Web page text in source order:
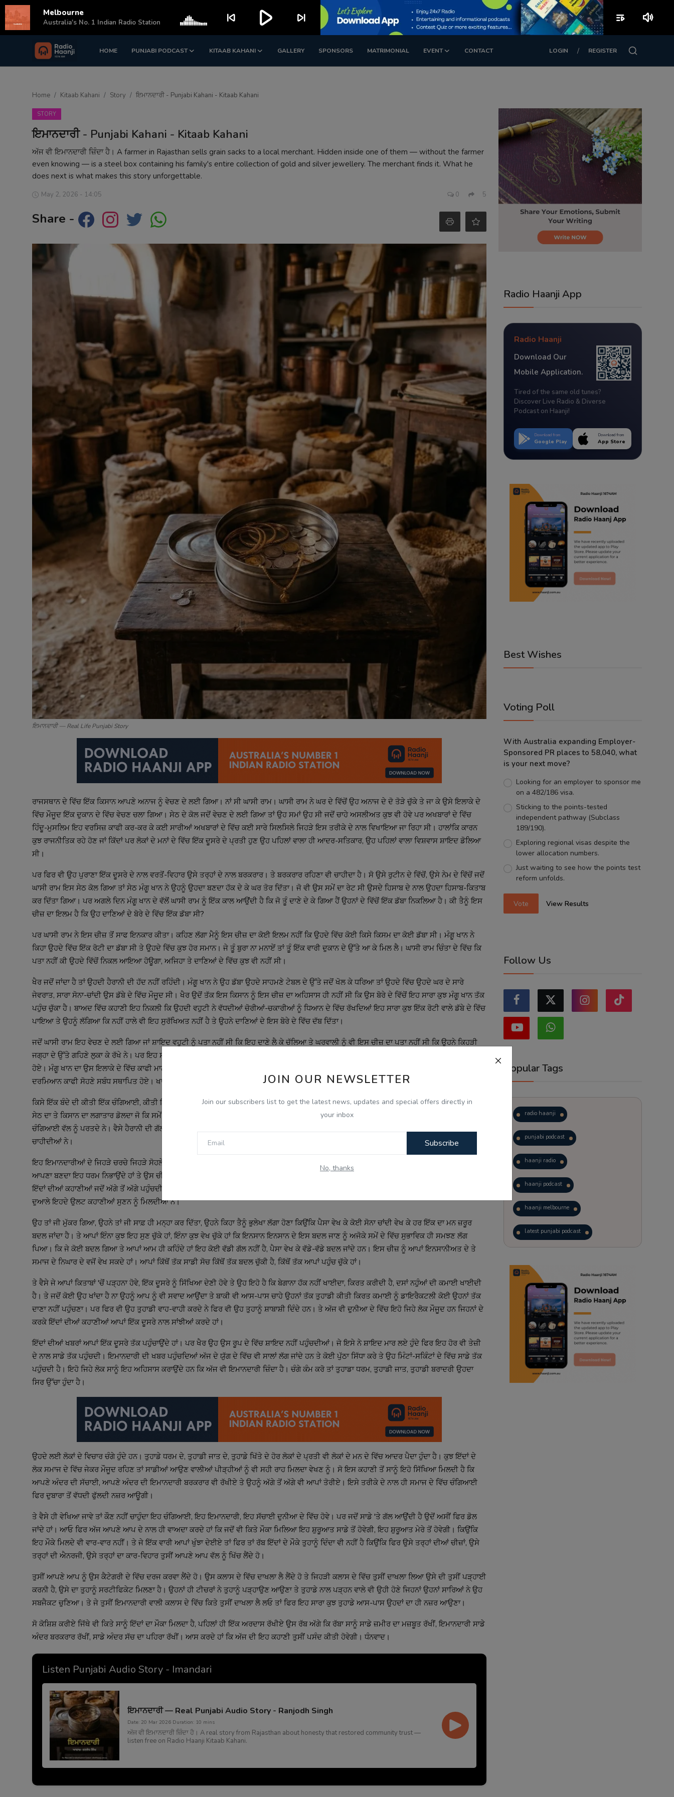
HOME PUNJABI PODCAST KITAAB KAHANI GALLERY SPONSORS MATRIMONIAL EVENT CONTACT LOGIN / REGISTER
Login Register
Punjabi Podcast
Kitaab Kahani
Sponsors
Matrimonial
JOIN OUR NEWSLETTER
Join our subscribers list to get the latest news, updates and special offers directly in
your inbox
Subscribe
No, thanks
Home Kitaab Kahani Story ਇਮਾਨਦਾਰੀ - Punjabi Kahani - Kitaab Kahani
STORY
ਇਮਾਨਦਾਰੀ - Punjabi Kahani - Kitaab Kahani
ਅੱਜ ਵੀ ਇਮਾਨਦਾਰੀ ਜ਼ਿੰਦਾ ਹੈ। A farmer in Rajasthan sells grain sacks to a local merchant. Hidden inside one of them — without the farmer
even knowing — is a steel box containing his family's entire collection of gold and silver jewellery. The merchant finds it. What he
does next is what makes this story unforgettable.
May 2, 2026 - 14:05 0 5
Share -
ਇਮਾਨਦਾਰੀ — Real Life Punjabi Story
ਰਾਜਸਥਾਨ ਦੇ ਵਿੱਚ ਇੱਕ ਕਿਸਾਨ ਆਪਣੇ ਅਨਾਜ ਨੂੰ ਵੇਚਣ ਦੇ ਲਈ ਗਿਆ। ਨਾਂ ਸੀ ਘਾਸੀ ਰਾਮ। ਘਾਸੀ ਰਾਮ ਨੇ ਘਰ ਦੇ ਵਿੱਚੋਂ ਉਹ ਅਨਾਜ ਦੇ ਦੋ ਤੋੜੇ ਚੁੱਕੇ ਤੇ ਜਾ ਕੇ ਉਸੇ ਇਲਾਕੇ ਦੇ
ਵਿੱਚ ਮੌਜੂਦ ਇੱਕ ਦੁਕਾਨ ਦੇ ਵਿੱਚ ਵੇਚਣ ਚਲਾ ਗਿਆ। ਸੇਠ ਦੇ ਕੋਲ ਜਦੋਂ ਵੇਚਣ ਦੇ ਲਈ ਗਿਆ ਤਾਂ ਉਹ ਸਮਾਂ ਉਹ ਸੀ ਜਦੋਂ ਚਾਹੇ ਅਸਲੀਅਤ ਕੁਝ ਵੀ ਹੋਵੇ ਪਰ ਅਖਬਾਰਾਂ ਦੇ ਵਿੱਚ
ਹਿੰਦੂ-ਮੁਸਲਿਮ ਇਹ ਵਰਸਿਜ਼ ਕਾਫੀ ਕਰ-ਕਰ ਕੇ ਕਈ ਸਾਰੀਆਂ ਅਖਬਾਰਾਂ ਦੇ ਵਿੱਚ ਕਈ ਸਾਰੇ ਸਿਲਸਿਲੇ ਜਿਹੜੇ ਇਸ ਤਰੀਕੇ ਦੇ ਨਾਲ ਵਿਖਾਇਆ ਜਾ ਰਿਹਾ ਸੀ। ਹਾਲਾਂਕਿ ਕਾਰਨ
ਕੁਝ ਰਾਜਨੀਤਿਕ ਰਹੇ ਹੋਣ ਜਾਂ ਕਿੱਦਾਂ ਪਰ ਲੋਕਾਂ ਦੇ ਮਨਾਂ ਦੇ ਵਿੱਚ ਇੱਕ ਦੂਸਰੇ ਦੇ ਪ੍ਰਤੀ ਹੁਣ ਉਹ ਪਹਿਲਾਂ ਵਾਲਾ ਹੀ ਆਦਰ-ਸਤਿਕਾਰ, ਉਹ ਪਹਿਲਾਂ ਵਾਲਾ ਵਿਸ਼ਵਾਸ ਸ਼ਾਇਦ ਡੋਲਿਆ
ਸੀ।
ਪਰ ਫਿਰ ਵੀ ਉਹ ਪੁਰਾਣਾ ਇੱਕ ਦੂਸਰੇ ਦੇ ਨਾਲ ਵਰਤੋਂ-ਵਿਹਾਰ ਉਸੇ ਤਰ੍ਹਾਂ ਦੇ ਨਾਲ ਬਰਕਰਾਰ। ਤੇ ਬਰਕਰਾਰ ਰਹਿਣਾ ਵੀ ਚਾਹੀਦਾ ਹੈ। ਸੋ ਉਸੇ ਰੁਟੀਨ ਦੇ ਵਿੱਚੋਂ, ਉਸੇ ਨੇਮ ਦੇ ਵਿੱਚੋਂ ਜਦੋਂ
ਘਾਸੀ ਰਾਮ ਇਸ ਸੇਠ ਕੋਲ ਗਿਆ ਤਾਂ ਸੇਠ ਮੰਗੂ ਖਾਨ ਨੇ ਉਹਨੂੰ ਉਹਦਾ ਬਣਦਾ ਹੱਕ ਦੇ ਕੇ ਘਰ ਤੋਰ ਦਿੱਤਾ। ਜੋ ਵੀ ਉਸ ਸਮੇਂ ਦਾ ਰੇਟ ਸੀ ਉਸਦੇ ਹਿਸਾਬ ਦੇ ਨਾਲ ਉਹਦਾ ਹਿਸਾਬ-ਕਿਤਾਬ
ਕਰ ਦਿੱਤਾ ਗਿਆ। ਪਰ ਅਗਲੇ ਦਿਨ ਮੰਗੂ ਖਾਨ ਦੇ ਵੱਲੋਂ ਘਾਸੀ ਰਾਮ ਨੂੰ ਇੱਕ ਕਾਲ ਆਉਂਦੀ ਹੈ ਕਿ ਜੋ ਤੂੰ ਦਾਣੇ ਦੇ ਕੇ ਗਿਆ ਹੈਂ ਉਹਨਾਂ ਦੇ ਵਿੱਚੋਂ ਇੱਕ ਡੱਬਾ ਨਿਕਲਿਆ ਹੈ। ਕੀ ਤੈਨੂੰ ਇਸ
ਚੀਜ਼ ਦਾ ਇਲਮ ਹੈ ਕਿ ਉਹ ਦਾਣਿਆਂ ਦੇ ਬੋਰੇ ਦੇ ਵਿੱਚ ਇੱਕ ਡੱਬਾ ਸੀ?
ਪਰ ਘਾਸੀ ਰਾਮ ਨੇ ਇਸ ਚੀਜ਼ ਤੋਂ ਸਾਫ ਇਨਕਾਰ ਕੀਤਾ। ਕਹਿਣ ਲੱਗਾ ਮੈਨੂੰ ਇਸ ਚੀਜ਼ ਦਾ ਕੋਈ ਇਲਮ ਨਹੀਂ ਕਿ ਉਹਦੇ ਵਿੱਚ ਕੋਈ ਕਿਸੇ ਕਿਸਮ ਦਾ ਕੋਈ ਡੱਬਾ ਸੀ। ਮੰਗੂ ਖਾਨ ਨੇ
ਕਿਹਾ ਉਹਦੇ ਵਿੱਚ ਇੱਕ ਰੋਟੀ ਦਾ ਡੱਬਾ ਸੀ ਤੇ ਉਹਦੇ ਵਿੱਚ ਕੁਝ ਹੋਰ ਸਮਾਨ। ਜੇ ਤੂੰ ਬੁਰਾ ਨਾ ਮਨਾਏਂ ਤਾਂ ਤੂੰ ਇੱਕ ਵਾਰੀ ਦੁਕਾਨ ਦੇ ਉੱਤੇ ਆ ਕੇ ਮਿਲ ਲੈ। ਘਾਸੀ ਰਾਮ ਚਿੰਤਾ ਦੇ ਵਿੱਚ ਕਿ
ਪਤਾ ਨਹੀਂ ਕੀ ਉਹਦੇ ਵਿੱਚੋਂ ਨਿਕਲ ਆਇਆ ਹੋਊਗਾ, ਅਜਿਹਾ ਤੇ ਦਾਣਿਆਂ ਦੇ ਵਿੱਚ ਕੁਝ ਵੀ ਨਹੀਂ ਸੀ।
ਖੈਰ ਜਦੋਂ ਜਾਂਦਾ ਹੈ ਤਾਂ ਉਹਦੀ ਹੈਰਾਨੀ ਦੀ ਹੱਦ ਨਹੀਂ ਰਹਿੰਦੀ। ਮੰਗੂ ਖਾਨ ਨੇ ਉਹ ਡੱਬਾ ਉਹਦੇ ਸਾਹਮਣੇ ਟੇਬਲ ਦੇ ਉੱਤੇ ਜਦੋਂ ਖੋਲ ਕੇ ਧਰਿਆ ਤਾਂ ਉਹਦੇ ਵਿੱਚ ਉਹਦੇ ਘਰ ਦੇ ਸਾਰੇ
ਜੇਵਰਾਤ, ਸਾਰਾ ਸੋਨਾ-ਚਾਂਦੀ ਉਸ ਡੱਬੇ ਦੇ ਵਿੱਚ ਮੌਜੂਦ ਸੀ। ਖੈਰ ਉਦੋਂ ਤੱਕ ਇਸ ਕਿਸਾਨ ਨੂੰ ਇਸ ਚੀਜ਼ ਦਾ ਅਹਿਸਾਸ ਹੀ ਨਹੀਂ ਸੀ ਕਿ ਉਸ ਬੋਰੇ ਦੇ ਵਿੱਚੋਂ ਇਹ ਸਾਰਾ ਕੁਝ ਮੰਗੂ ਖਾਨ ਤੱਕ
ਪਹੁੰਚ ਚੁੱਕਾ ਹੈ। ਬਾਅਦ ਵਿੱਚ ਕਹਾਣੀ ਇਹ ਨਿਕਲੀ ਕਿ ਉਹਦੀ ਵਹੁਟੀ ਨੇ ਵੱਧਦੀਆਂ ਚੋਰੀਆਂ-ਚਕਾਰੀਆਂ ਨੂੰ ਧਿਆਨ ਦੇ ਵਿੱਚ ਰੱਖਦਿਆਂ ਇਹ ਸਾਰਾ ਕੁਝ ਇੱਕ ਰੋਟੀ ਵਾਲੇ ਡੱਬੇ ਦੇ ਵਿੱਚ
ਪਾਇਆ ਤੇ ਉਹਨੂੰ ਲੱਗਿਆ ਕਿ ਨਹੀਂ ਹਾਲੇ ਵੀ ਇਹ ਸੁਰੱਖਿਅਤ ਨਹੀਂ ਹੈ ਤੇ ਉਹਨੇ ਦਾਣਿਆਂ ਦੇ ਇਸ ਬੋਰੇ ਦੇ ਵਿੱਚ ਦੱਬ ਦਿੱਤਾ।
ਜਦੋਂ ਘਾਸੀ ਰਾਮ ਇਹ ਵੇਚਣ ਦੇ ਲਈ ਗਿਆ ਜਾਂ ਸ਼ਾਇਦ ਵਹੁਟੀ ਨੂੰ ਪਤਾ ਨਹੀਂ ਸੀ ਕਿ ਇਹ ਦਾਣੇ ਲੈ ਕੇ ਚੱਲਿਆ ਤੇ ਘਰਵਾਲੀ ਨੂੰ ਵੀ ਇਸ ਚੀਜ਼ ਦਾ ਪਤਾ ਨਹੀਂ ਸੀ ਕਿ ਉਹਨੇ ਕਿਹੜੀ
ਜਗ੍ਹਾ ਦੇ ਉੱਤੇ ਗਹਿਣੇ ਲੁਕਾ ਕੇ ਰੱਖੇ ਨੇ। ਪਰ ਇਹ ਸਭ ਕੁਝ ਦੇ ਨਾਲ ਇੱਕ ਚੰਗੀ ਮਿਸਾਲ ਜ਼ਰੂਰ ਕਾਇਮ ਹੋ ਗਈ। ਉਸ ਤੋਂ ਬਾਅਦ ਰਾਜਸਥਾਨ ਦੀਆਂ ਅਖਬਾਰਾਂ ਦੇ ਵਿੱਚ ਖੂਬ ਚਰਚੇ
ਹੋਏ। ਮੰਗੂ ਖਾਨ ਦਾ ਉਸ ਇਲਾਕੇ ਦੇ ਵਿੱਚ ਕਾਫੀ ਮਾਨ-ਸਨਮਾਨ ਕੀਤਾ ਗਿਆ। ਖੂਬ ਪ੍ਰਸ਼ੰਸਾ ਹੋਈ। ਪਿਛਲੇ ਸਾਲ ਦੀ ਵਾਪਰੀ ਇਸ ਘਟਨਾ ਤੋਂ ਬਾਅਦ ਦੋਵਾਂ ਭਾਈਚਾਰਿਆਂ ਦੇ
ਦਰਮਿਆਨ ਕਾਫੀ ਸੋਹਣੇ ਸਬੰਧ ਸਥਾਪਿਤ ਹੋਏ। ਖਾਸ ਤੌਰ ਦੇ ਉੱਤੇ ਇਸ ਇਲਾਕੇ ਦੇ ਵਿੱਚ।
ਕਿਸੇ ਇੱਕ ਬੰਦੇ ਦੀ ਕੀਤੀ ਇੱਕ ਚੰਗਿਆਈ, ਕੀਤੀ ਇੱਕ ਇਮਾਨਦਾਰੀ ਦੇ ਨਾਲ ਫਿਰ ਦੁਬਾਰਾ ਤੋਂ ਉਹਨਾਂ ਸਾਰੇ ਲੋਕਾਂ ਦਾ ਵਿਸ਼ਵਾਸ ਆਪਸ ਦੇ ਵਿੱਚ ਬਹਾਲ ਹੋਇਆ। ਜਦੋਂ ਇੱਕ ਪਾਸੇ ਇੱਕ
ਸੇਠ ਦਾ ਤੇ ਕਿਸਾਨ ਦਾ ਲਗਾਤਾਰ ਡੋਲਦਾ ਜੋ ਕਿ ਸਮੇਂ ਦੇ ਵਿੱਚ ਰਿਸ਼ਤਾ ਉਹ ਇਸ ਇੱਕ ਚੰਗਿਆਈ ਦੇ ਨਾਲ ਫਿਰ ਦੁਬਾਰਾ ਤੋਂ ਜਦੋਂ ਬਹਾਲ ਹੁੰਦਾ ਤਾਂ ਹੋਰ ਵੀ ਕਈ ਲੋਕ ਨੇ ਜਿਹੜੇ
ਚੰਗਿਆਈ ਵੱਲ ਨੂੰ ਪਰਤਦੇ ਨੇ। ਵੈਸੇ ਹੈਰਾਨੀ ਦੀ ਗੱਲ ਇਹ ਹੈ ਕਿ ਜਿਹੜੀਆਂ ਚੀਜ਼ਾਂ ਦੇ ਕਰਕੇ ਸਾਨੂੰ ਸ਼ਾਬਾਸ਼ੀਆਂ ਦਿੱਤੀਆਂ ਜਾਂਦੀਆਂ ਨੇ ਉਹ ਤਾਂ ਸਾਡੇ ਵਿੱਚ ਮੂਲ ਰੂਪ 'ਚ ਮੌਜੂਦ ਹੋਣੀਆਂ
ਚਾਹੀਦੀਆਂ ਨੇ।
ਇਹ ਇਮਾਨਦਾਰੀਆਂ ਦੇ ਜਿਹੜੇ ਚਰਚੇ ਜਿਹੜੇ ਸੋਹਲੇ ਗਾਏ ਜਾਂਦੇ ਨੇ ਵੇਖਿਆ ਜਾਵੇ ਤਾਂ ਇਹ ਇਨਸਾਨ ਦਾ ਬੁਨਿਆਦੀ ਧਰਮ ਹੋਣਾ ਚਾਹੀਦਾ ਹੈ। ਚਾਹੀਦਾ ਨਹੀਂ ਹੈਗਾ। ਤੇ ਜਦੋਂ ਅਸੀਂ
ਆਪਣਾ ਬਣਦਾ ਇਹ ਧਰਮ ਨਿਭਾਉਂਦੇ ਹਾਂ ਤੇ ਉਸ ਚੀਜ਼ ਦੇ ਕਰਕੇ ਸਾਨੂੰ ਸ਼ਾਬਾਸ਼ੀ ਮਿਲਦੀ ਹੈ। ਜਦੋਂ ਵੀ ਤੁਸੀਂ ਕੁਝ ਚੰਗਾ ਕਰਦੇ ਹੋ ਤਾਂ ਤੁਹਾਨੂੰ ਸਮਾਜ ਦੇ ਵਿੱਚ ਵਡਿਆਇਆ ਜਾਂਦਾ ਹੈ ਤੇ
ਇੱਦਾਂ ਦੀਆਂ ਕਹਾਣੀਆਂ ਜਦੋਂ ਅੱਗੇ ਤੋਂ ਅੱਗੇ ਪਹੁੰਚਦੀਆਂ ਨੇ ਉਹਦੇ ਨਾਲ ਦੂਸਰਿਆਂ ਨੂੰ ਵੀ ਉਤਸ਼ਾਹ ਮਿਲਦਾ ਹੈ। ਸ਼ਾਇਦ ਸਾਰਾ ਕੁਝ ਇਸ ਕਰਕੇ ਵਾਪਰ ਰਿਹਾ ਕਿਉਂਕਿ ਸਾਡੇ ਆਲੇ-
ਦੁਆਲੇ ਇਹਦੇ ਉਲਟ ਕਹਾਣੀਆਂ ਸੁਣਨ ਨੂੰ ਮਿਲਦੀਆਂ ਨੇ।
ਉਹ ਤਾਂ ਜੀ ਮੁੱਕਰ ਗਿਆ, ਉਹਨੇ ਤਾਂ ਜੀ ਸਾਫ਼ ਹੀ ਮਨ੍ਹਾ ਕਰ ਦਿੱਤਾ, ਉਹਨੇ ਕਿਹਾ ਤੈਨੂੰ ਭੁਲੇਖਾ ਲੱਗਾ ਹੋਣਾ ਕਿਉਂਕਿ ਪੈਸਾ ਵੇਖ ਕੇ ਕੋਈ ਸੋਨਾ ਚਾਂਦੀ ਵੇਖ ਕੇ ਹਰ ਇੱਕ ਦਾ ਮਨ ਜ਼ਰੂਰ
ਬਦਲ ਜਾਂਦਾ ਹੈ। ਤੇ ਆਪਾਂ ਇੰਨਾ ਕੁਝ ਇਹ ਸੁਣ ਚੁੱਕੇ ਹਾਂ, ਇੰਨਾ ਕੁਝ ਵੇਖ ਚੁੱਕੇ ਹਾਂ ਕਿ ਇਨਸਾਨ ਇਨਸਾਨ ਦੇ ਇਸ ਬਦਲ ਜਾਣ ਨੂੰ ਅਜੋਕੇ ਸਮੇਂ ਦੇ ਵਿੱਚ ਸੁਭਾਵਿਕ ਹੀ ਸਮਝਣ ਲੱਗ
ਪਿਆ। ਕਿ ਜੇ ਕੋਈ ਬਦਲ ਗਿਆ ਤੇ ਆਪਾਂ ਆਮ ਹੀ ਕਹਿੰਦੇ ਹਾਂ ਇਹ ਕੋਈ ਵੱਡੀ ਗੱਲ ਨਹੀਂ ਹੈ, ਪੈਸਾ ਵੇਖ ਕੇ ਵੱਡੇ-ਵੱਡੇ ਬਦਲ ਜਾਂਦੇ ਹਨ। ਇਸ ਚੀਜ਼ ਨੂੰ ਆਪਾਂ ਇਨਸਾਨੀਅਤ ਦੇ ਤੇ
ਸਮਾਜ ਦੇ ਨਿਘਾਰ ਦੇ ਵਜੋਂ ਵੇਖ ਸਕਦੇ ਹਾਂ। ਆਪਾਂ ਕਿੱਥੋਂ ਤੱਕ ਸਾਡੀ ਸੋਚ ਕਿੱਥੋਂ ਤੱਕ ਬਦਲ ਚੁੱਕੀ ਹੈ, ਕਿੱਥੋਂ ਤੱਕ ਆਪਾਂ ਪਹੁੰਚ ਚੁੱਕੇ ਹਾਂ।
ਤੇ ਵੈਸੇ ਜੇ ਆਪਾਂ ਕਿਤਾਬਾਂ 'ਚੋਂ ਪੜ੍ਹਨਾ ਹੋਵੇ, ਇੱਕ ਦੂਸਰੇ ਨੂੰ ਸਿੱਖਿਆ ਦੇਣੀ ਹੋਵੇ ਤੇ ਉਹ ਇਹੋ ਹੈ ਕਿ ਬੇਗਾਨਾ ਹੱਕ ਨਹੀਂ ਖਾਈਦਾ, ਕਿਰਤ ਕਰੀਦੀ ਹੈ, ਦਸਾਂ ਨਹੁੰਆਂ ਦੀ ਕਮਾਈ ਖਾਈਦੀ
ਹੈ। ਤੇ ਜਦੋਂ ਕੋਈ ਉਹ ਖਾਂਦਾ ਹੈ ਨਾ ਉਹਨੂੰ ਆਪ ਨੂੰ ਵੀ ਸਵਾਦ ਆਉਂਦਾ ਤੇ ਬਾਕੀ ਵੀ ਆਸ-ਪਾਸ ਚਾਹੇ ਉਹਨਾਂ ਤੱਕ ਤੁਹਾਡੀ ਕੀਤੀ ਕਿਰਤ ਕਮਾਈ ਨੂੰ ਡਾਇਰੈਕਟਲੀ ਕੋਈ ਉਹਨਾਂ ਤੱਕ
ਦਾਣਾ ਨਹੀਂ ਪਹੁੰਚਣਾ। ਪਰ ਫਿਰ ਵੀ ਉਹ ਤੁਹਾਡੀ ਵਾਹ-ਵਾਹੀ ਕਰਦੇ ਨੇ ਫਿਰ ਵੀ ਉਹ ਤੁਹਾਨੂੰ ਸ਼ਾਬਾਸ਼ੀ ਦਿੰਦੇ ਹਨ। ਤੇ ਅੱਜ ਵੀ ਦੁਨੀਆ ਦੇ ਵਿੱਚ ਇਹੋ ਜਿਹੇ ਲੋਕ ਮੌਜੂਦ ਹਨ ਜਿਹਨਾਂ ਦੇ
ਕਰਕੇ ਇੱਦਾਂ ਦੀਆਂ ਕਹਾਣੀਆਂ ਆਪਾਂ ਇੱਕ ਦੂਸਰੇ ਨਾਲ ਸਾਂਝੀਆਂ ਕਰਦੇ ਹਾਂ।
ਇੱਦਾਂ ਦੀਆਂ ਖਬਰਾਂ ਆਪਾਂ ਇੱਕ ਦੂਸਰੇ ਤੱਕ ਪਹੁੰਚਾਉਂਦੇ ਹਾਂ। ਪਰ ਖੈਰ ਉਹ ਉਸ ਰੂਪ ਦੇ ਵਿੱਚ ਸ਼ਾਇਦ ਨਹੀਂ ਪਹੁੰਚਦੀਆਂ। ਜੇ ਇਸੇ ਨੇ ਸ਼ਾਇਦ ਮਾਰ ਲਏ ਹੁੰਦੇ ਫਿਰ ਇਹ ਹੋਰ ਵੀ ਤੇਜ਼ੀ
ਦੇ ਨਾਲ ਸਾਡੇ ਤੱਕ ਪਹੁੰਚਦੀ। ਇਮਾਨਦਾਰੀ ਦੀ ਖਬਰ ਪਹੁੰਚਦਿਆਂ ਅੱਜ ਦੇ ਯੁੱਗ ਦੇ ਵਿੱਚ ਵੀ ਸਾਲਾਂ ਲੱਗ ਜਾਂਦੇ ਹਨ ਤੇ ਕੋਈ ਪੁੱਠਾ ਸਿੱਧਾ ਕਰੇ ਤੇ ਉਹ ਮਿੰਟਾਂ-ਸਕਿੰਟਾਂ ਦੇ ਵਿੱਚ ਸਾਡੇ ਤੱਕ
ਪਹੁੰਚਦੀ ਹੈ। ਇਹੋ ਜਿਹੇ ਲੋਕ ਸਾਨੂੰ ਇਹ ਅਹਿਸਾਸ ਕਰਾਉਂਦੇ ਹਨ ਕਿ ਅੱਜ ਵੀ ਇਮਾਨਦਾਰੀ ਜ਼ਿੰਦਾ ਹੈ। ਚੰਗੇ ਕੰਮ ਕਰੋ ਤਾਂ ਤੁਹਾਡਾ ਧਰਮ, ਤੁਹਾਡੀ ਜਾਤ, ਤੁਹਾਡੀ ਬਰਾਦਰੀ ਉਹਦਾ
ਸਿਰ ਉੱਚਾ ਹੁੰਦਾ ਹੈ।
ਉਹਦੇ ਲਈ ਲੋਕਾਂ ਦੇ ਵਿਚਾਰ ਚੰਗੇ ਹੁੰਦੇ ਹਨ। ਤੁਹਾਡੇ ਧਰਮ ਦੇ, ਤੁਹਾਡੀ ਜਾਤ ਦੇ, ਤੁਹਾਡੇ ਖਿੱਤੇ ਦੇ ਹੋਰ ਲੋਕਾਂ ਦੇ ਪ੍ਰਤੀ ਵੀ ਲੋਕਾਂ ਦੇ ਮਨ ਦੇ ਵਿੱਚ ਆਦਰ ਪੈਦਾ ਹੁੰਦਾ ਹੈ। ਕੁਝ ਇੱਦਾਂ ਦੇ
ਲੋਕ ਸਮਾਜ ਦੇ ਵਿੱਚ ਜੇਕਰ ਮੌਜੂਦ ਰਹਿਣ ਤਾਂ ਸਾਡੀਆਂ ਆਉਣ ਵਾਲੀਆਂ ਪੀੜ੍ਹੀਆਂ ਨੂੰ ਵੀ ਸਹੀ ਰਾਹ ਮਿਲਦਾ ਵੇਖਣ ਨੂੰ। ਸੋ ਇਸ ਕਹਾਣੀ ਤੋਂ ਸਾਨੂੰ ਇਹੋ ਸਿੱਖਿਆ ਮਿਲਦੀ ਹੈ ਕਿ
ਆਪਣੇ ਅੰਦਰ ਦੀ ਸੱਚਾਈ, ਆਪਣੇ ਅੰਦਰ ਦੀ ਇਮਾਨਦਾਰੀ ਬਰਕਰਾਰ ਵੀ ਰੱਖੀਏ ਤੇ ਉਹਨੂੰ ਅੱਗੇ ਤੋਂ ਅੱਗੇ ਵੀ ਆਪਾਂ ਤੋਰੀਏ। ਇਸੇ ਤਰੀਕੇ ਦੇ ਨਾਲ ਹੀ ਸਮਾਜ ਦੇ ਵਿੱਚ ਚੰਗਿਆਈ
ਫਿਰ ਦੁਬਾਰਾ ਤੋਂ ਵੱਧਦੀ ਫੁੱਲਦੀ ਨਜ਼ਰ ਆਊਗੀ।
ਤੇ ਵੈਸੇ ਹੀ ਵੇਖਿਆ ਜਾਵੇ ਤਾਂ ਕੌਣ ਨਹੀਂ ਚਾਹੁੰਦਾ ਇਹ ਚੰਗਿਆਈ, ਇਹ ਇਮਾਨਦਾਰੀ, ਇਹ ਸੱਚਾਈ ਦੁਨੀਆ ਦੇ ਵਿੱਚ ਹੋਵੇ। ਪਰ ਜਦੋਂ ਸਾਡੇ 'ਤੇ ਗੱਲ ਆਉਂਦੀ ਹੈ ਉਦੋਂ ਅਸੀਂ ਫਿਰ ਡੋਲ
ਜਾਂਦੇ ਹਾਂ। ਆਓ ਫਿਰ ਅੱਜ ਆਪਣੇ ਆਪ ਦੇ ਨਾਲ ਹੀ ਵਾਅਦਾ ਕਰਦੇ ਹਾਂ ਕਿ ਜਦੋਂ ਵੀ ਕਿਤੇ ਮੌਕਾ ਮਿਲਿਆ ਇਹ ਸ਼ੁਰੂਆਤ ਸਾਡੇ ਤੋਂ ਹੋਵੇਗੀ, ਇਹ ਸ਼ੁਰੂਆਤ ਮੇਰੇ ਤੋਂ ਹੋਵੇਗੀ। ਕਿਉਂਕਿ
ਇਹ ਮੌਕੇ ਮਿਲਦੇ ਵੀ ਵਾਰ-ਵਾਰ ਨਹੀਂ। ਤੇ ਜੇ ਇੱਕ ਵਾਰੀ ਆਪਾਂ ਖੁੰਝਾ ਦੇਈਏ ਤਾਂ ਫਿਰ ਤਾਂ ਰੱਬ ਇੱਦਾਂ ਦੇ ਮੌਕੇ ਤੁਹਾਨੂੰ ਦਿੰਦਾ ਵੀ ਨਹੀਂ ਹੈ ਕਿਉਂਕਿ ਫਿਰ ਉਸੇ ਤਰ੍ਹਾਂ ਦੀਆਂ ਚੀਜ਼ਾਂ, ਉਸੇ
ਤਰ੍ਹਾਂ ਦੀ ਐਨਰਜੀ, ਉਸੇ ਤਰ੍ਹਾਂ ਦਾ ਕਾਰ-ਵਿਹਾਰ ਤੁਸੀਂ ਆਪਣੇ ਆਪ ਵੱਲ ਨੂੰ ਖਿੱਚ ਲੈਂਦੇ ਹੋ।
ਤੁਸੀਂ ਆਪਣੇ ਆਪ ਨੂੰ ਉਸ ਕੈਟੇਗਰੀ ਦੇ ਵਿੱਚ ਦਰਜ ਕਰਵਾ ਲੈਂਦੇ ਹੋ। ਉਸ ਕਲਾਸ ਦੇ ਵਿੱਚ ਦਾਖਲਾ ਲੈ ਲੈਂਦੇ ਹੋ ਤੇ ਜਿਹੜੀ ਕਲਾਸ ਦੇ ਵਿੱਚ ਤੁਸੀਂ ਦਾਖਲਾ ਲਿਆ ਉਸੇ ਦੀ ਤੁਸੀਂ ਪੜ੍ਹਾਈ
ਕਰਨੀ ਹੈ, ਉਸੇ ਦਾ ਤੁਹਾਨੂੰ ਸਰਟੀਫਿਕੇਟ ਮਿਲਣਾ ਹੈ। ਉਹਨਾਂ ਹੀ ਟੀਚਰਾਂ ਨੇ ਤੁਹਾਨੂੰ ਪੜ੍ਹਾਉਣ ਆਉਣਾ ਤੇ ਤੁਹਾਡੇ ਨਾਲ ਪੜ੍ਹਨ ਵਾਲੇ ਵੀ ਉਹੀ ਹੋਣੇ ਜਿਹਨਾਂ ਉਹਨਾਂ ਸਾਰਿਆਂ ਨੇ ਉਹ
ਸਬਜੈਕਟ ਚੁਣਿਆ। ਤੇ ਜੇ ਤੁਸੀਂ ਇਮਾਨਦਾਰੀ ਵਾਲੀ ਕਲਾਸ ਦੇ ਵਿੱਚ ਕਿਤੇ ਤੁਸੀਂ ਦਾਖਲਾ ਲੈ ਲਓ ਤਾਂ ਫਿਰ ਇਹ ਸਾਰਾ ਕੁਝ ਤੁਹਾਡੇ ਆਸ-ਪਾਸ ਉਹਦਾਂ ਦਾ ਹੀ ਨਜ਼ਰ ਆਉਣਾ।
ਸੋ ਕੋਸ਼ਿਸ਼ ਕਰੀਏ ਜਿੱਥੇ ਵੀ ਕਿਤੇ ਸਾਨੂੰ ਇੱਦਾਂ ਦਾ ਮੌਕਾ ਮਿਲਦਾ ਹੈ, ਪਹਿਲਾਂ ਹੀ ਇੱਕ ਅਰਦਾਸ ਰੱਖੀਏ ਉਸ ਰੱਬ ਅੱਗੇ ਕਿ ਰੱਬਾ ਸਾਨੂੰ ਸਾਡੇ ਜ਼ਮੀਰ ਦਾ ਮਜ਼ਬੂਤ ਰੱਖੀਂ, ਇਮਾਨਦਾਰੀ ਸਾਡੇ
ਅੰਦਰ ਬਰਕਰਾਰ ਰੱਖੀਂ, ਸਾਡੇ ਅੰਦਰ ਸੱਚ ਦਾ ਪਹਿਰਾ ਰੱਖੀਂ। ਆਸ ਕਰਦੇ ਹਾਂ ਕਿ ਅੱਜ ਦੀ ਇਹ ਕਹਾਣੀ ਤੁਸੀਂ ਪਸੰਦ ਕੀਤੀ ਹੋਵੇਗੀ। ਧੰਨਵਾਦ।
Listen Punjabi Audio Story - Imandari
ਇਮਾਨਦਾਰੀ — Real Punjabi Audio Story - Ranjodh Singh
Date: 20 Mar 2026 Duration: 10 mins
ਅੱਜ ਵੀ ਇਮਾਨਦਾਰੀ ਜ਼ਿੰਦਾ ਹੈ। A real story from Rajasthan about honesty that restored community trust —
listen free on Radio Haanji Kitaab Kahani.
Radio Haanji App
Radio Haanji
Download Our
Mobile Application.
Tired of the same old tunes?
Discover Live Radio & Diverse
Podcast on Haanji!
Download from
Google Play
Download from
App Store
Best Wishes
Voting Poll
With Australia expanding Employer-
Sponsored PR places to 58,040, what
is your next move?
Looking for an employer to sponsor me
on a 482/186 visa.
Sticking to the points-tested
independent pathway (Subclass
189/190).
Exploring regional visas despite the
lower allocation numbers.
Just waiting to see how the points test
reform unfolds.
Vote View Results
Follow Us
Popular Tags
radio haanji
punjabi podcast
haanji radio
haanji podcast
haanji melbourne
latest punjabi podcast
trending punjabi podcast
ranjodh singh
punjabi podcast australia
radio haanji updates
punjabi kahani
Melbourne
Australia's No. 1 Indian Radio Station skip_previous play_arrow skip_next playlist_play volume_up